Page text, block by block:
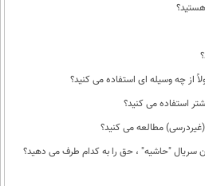
از چه وسیله ای استفاده می کنید؟
استفاده می کنید؟
مطالعه می کنید؟
سریال "حاشیه" ، حق را به کدام طرف می دهید؟